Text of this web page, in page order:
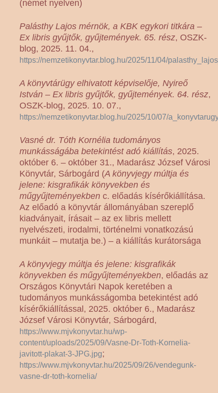
(német nyelven)
Palásthy Lajos mérnök, a KBK egykori titkára –
Ex libris gyűjtők, gyűjtemények. 65. rész, OSZK-
blog, 2025. 11. 04.,
https://nemzetikonyvtar.blog.hu/2025/11/04/
A könyvtárügy elhivatott képviselője, Nyireő
István – Ex libris gyűjtők, gyűjtemények. 64. rész,
OSZK-blog, 2025. 10. 07.,
https://nemzetikonyvtar.blog.hu/2025/10/07/
Vasné dr. Tóth Kornélia tudományos
munkásságába betekintést adó kiállítás, 2025.
október 6. – október 31., Madarász József Városi
Könyvtár, Sárbogárd (A könyvjegy múltja és
jelene: kisgrafikák könyvekben és
műgyűjteményekben c. előadás kísérőkiállítása.
Az előadó a könyvtár állományában szereplő
kiadványait, írásait – az ex libris mellett
nyelvészeti, irodalmi, történelmi vonatkozású
munkáit – mutatja be.) – a kiállítás kurátorsága
A könyvjegy múltja és jelene: kisgrafikák
könyvekben és műgyűjteményekben, előadás az
Országos Könyvtári Napok keretében a
tudományos munkásságomba betekintést adó
kísérőkiállítással, 2025. október 6., Madarász
József Városi Könyvtár, Sárbogárd,
https://www.mjvkonyvtar.hu/wp-
content/uploads/2025/09/Vasne-Dr-Toth-Kornelia-
javitott-plakat-3-JPG.jpg;
https://www.mjvkonyvtar.hu/2025/09/26/vendegunk-
vasne-dr-toth-kornelia/